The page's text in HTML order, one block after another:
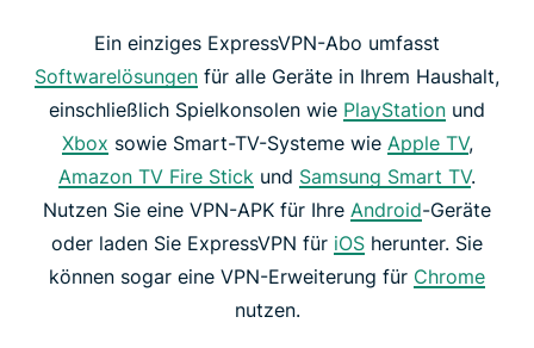
Ein einziges ExpressVPN-Abo umfasst
Softwarelösungen für alle Geräte in Ihrem Haushalt,
einschließlich Spielkonsolen wie PlayStation und
Xbox sowie Smart-TV-Systeme wie Apple TV,
Amazon TV Fire Stick und Samsung Smart TV.
Nutzen Sie eine VPN-APK für Ihre Android-Geräte
oder laden Sie ExpressVPN für iOS herunter. Sie
können sogar eine VPN-Erweiterung für Chrome
nutzen.